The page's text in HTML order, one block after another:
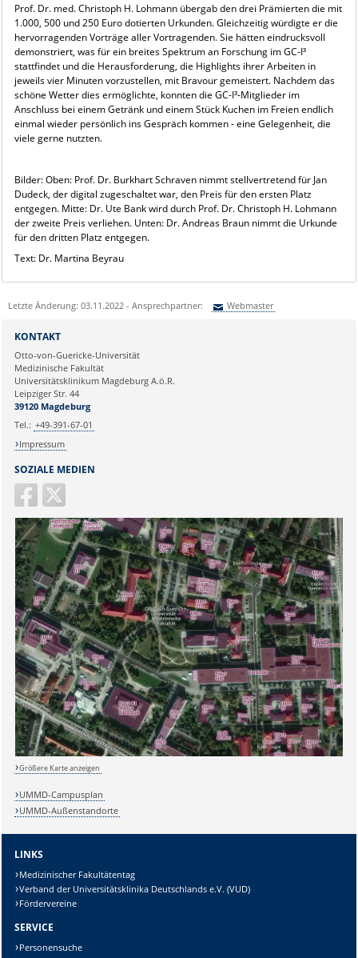
Prof. Dr. med. Christoph H. Lohmann übergab den drei Prämierten die mit
1.000, 500 und 250 Euro dotierten Urkunden. Gleichzeitig würdigte er die
hervorragenden Vorträge aller Vortragenden. Sie hätten eindrucksvoll
demonstriert, was für ein breites Spektrum an Forschung im GC-I³
stattfindet und die Herausforderung, die Highlights ihrer Arbeiten in
jeweils vier Minuten vorzustellen, mit Bravour gemeistert. Nachdem das
schöne Wetter dies ermöglichte, konnten die GC-I³-Mitglieder im
Anschluss bei einem Getränk und einem Stück Kuchen im Freien endlich
einmal wieder persönlich ins Gespräch kommen - eine Gelegenheit, die
viele gerne nutzten.
Bilder: Oben: Prof. Dr. Burkhart Schraven nimmt stellvertretend für Jan
Dudeck, der digital zugeschaltet war, den Preis für den ersten Platz
entgegen. Mitte: Dr. Ute Bank wird durch Prof. Dr. Christoph H. Lohmann
der zweite Preis verliehen. Unten: Dr. Andreas Braun nimmt die Urkunde
für den dritten Platz entgegen.
Text: Dr. Martina Beyrau
Letzte Änderung: 03.11.2022 - Ansprechpartner: Webmaster
Ihre E-Mailadresse:
Ihr Anliegen:
SOZIALE MEDIEN
KONTAKT
Otto-von-Guericke-Universität
Medizinische Fakultät
Universitätsklinikum Magdeburg A.ö.R.
Leipziger Str. 44
39120 Magdeburg
Tel.: +49-391-67-01
Impressum
Größere Karte anzeigen
UMMD-Campusplan
UMMD-Außenstandorte
LINKS
Medizinischer Fakultätentag
Verband der Universitätsklinika Deutschlands e.V. (VUD)
Fördervereine
SERVICE
Personensuche